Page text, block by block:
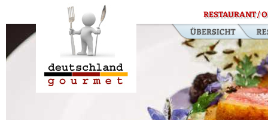
RESTAURANT /